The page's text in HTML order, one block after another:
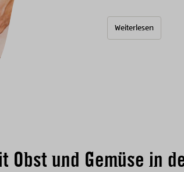
Weiterlesen
Obst und Gemüse in